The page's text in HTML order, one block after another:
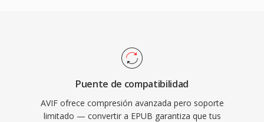
Puente de compatibilidad
AVIF ofrece compresión avanzada pero soporte
limitado — convertir a EPUB garantiza que tus